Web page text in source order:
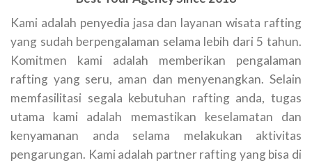
Kami adalah penyedia jasa dan layanan wisata rafting
yang sudah berpengalaman selama lebih dari 5 tahun.
Komitmen kami adalah memberikan pengalaman
rafting yang seru, aman dan menyenangkan. Selain
memfasilitasi segala kebutuhan rafting anda, tugas
utama kami adalah memastikan keselamatan dan
kenyamanan anda selama melakukan aktivitas
pengarungan. Kami adalah partner rafting yang bisa di